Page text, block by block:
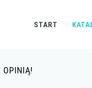
START
OPINIĄ!